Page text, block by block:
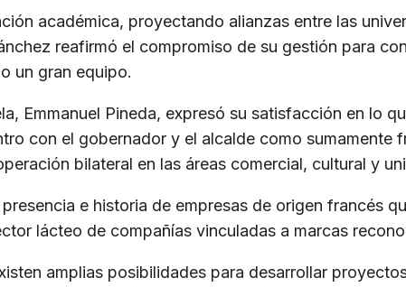
académica, proyectando alianzas entre las
reafirmó el compromiso de su gestión para
un gran equipo.
Emmanuel Pineda, expresó su satisfacción en lo
con el gobernador y el alcalde como sumamente
bilateral en las áreas comercial, cultural y
e historia de empresas de origen francés
lácteo de compañías vinculadas a marcas
amplias posibilidades para desarrollar